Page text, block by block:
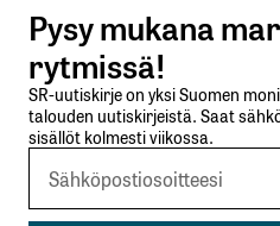
Lähetä kommentti
Pysy mukana
rytmissä!
SR-uutiskirje on yksi Suomen
talouden uutiskirjeistä. Saat
sisällöt kolmesti viikossa.